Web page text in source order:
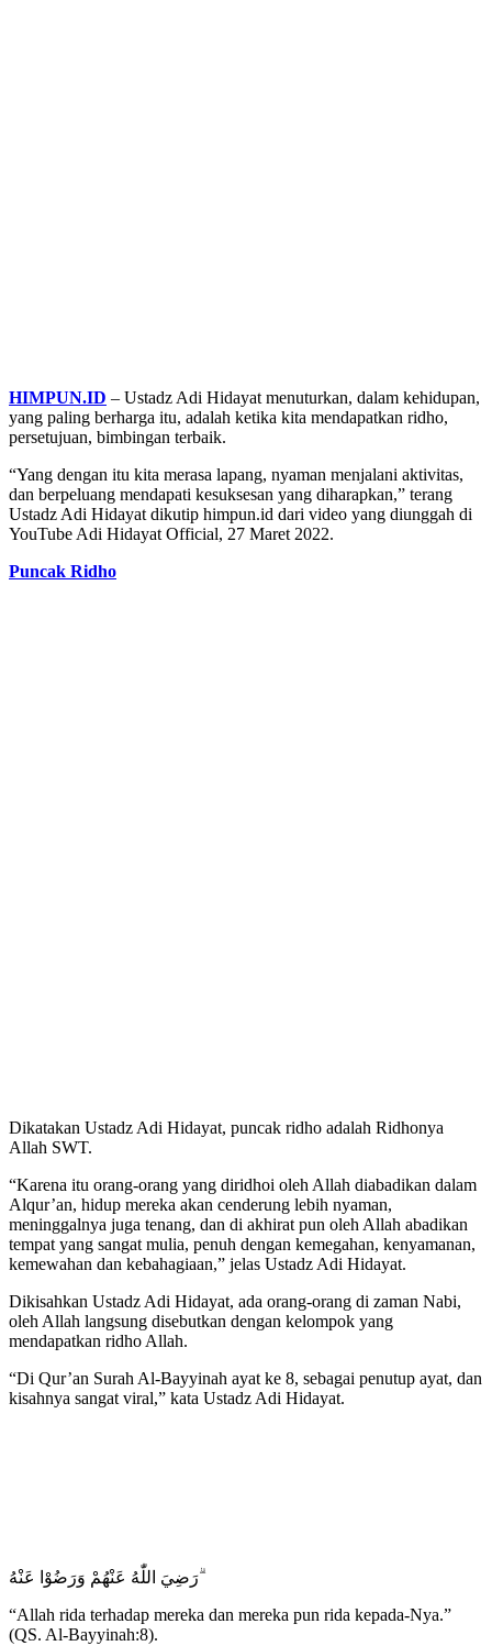
HIMPUN.ID – Ustadz Adi Hidayat menuturkan, dalam kehidupan,
yang paling berharga itu, adalah ketika kita mendapatkan ridho,
persetujuan, bimbingan terbaik.
“Yang dengan itu kita merasa lapang, nyaman menjalani aktivitas,
dan berpeluang mendapati kesuksesan yang diharapkan,” terang
Ustadz Adi Hidayat dikutip himpun.id dari video yang diunggah di
YouTube Adi Hidayat Official, 27 Maret 2022.
Puncak Ridho
Dikatakan Ustadz Adi Hidayat, puncak ridho adalah Ridhonya
Allah SWT.
“Karena itu orang-orang yang diridhoi oleh Allah diabadikan dalam
Alqur’an, hidup mereka akan cenderung lebih nyaman,
meninggalnya juga tenang, dan di akhirat pun oleh Allah abadikan
tempat yang sangat mulia, penuh dengan kemegahan, kenyamanan,
kemewahan dan kebahagiaan,” jelas Ustadz Adi Hidayat.
Dikisahkan Ustadz Adi Hidayat, ada orang-orang di zaman Nabi,
oleh Allah langsung disebutkan dengan kelompok yang
mendapatkan ridho Allah.
“Di Qur’an Surah Al-Bayyinah ayat ke 8, sebagai penutup ayat, dan
kisahnya sangat viral,” kata Ustadz Adi Hidayat.
رَضِيَ اللّٰهُ عَنْهُمْ وَرَضُوْا عَنْهُ ۗ
“Allah rida terhadap mereka dan mereka pun rida kepada-Nya.”
(QS. Al-Bayyinah:8).